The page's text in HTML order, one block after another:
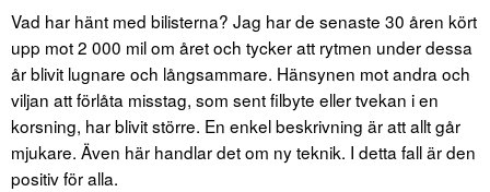
Vad har hänt med bilisterna? Jag har de senaste 30 åren kört
upp mot 2 000 mil om året och tycker att rytmen under dessa
år blivit lugnare och långsammare. Hänsynen mot andra och
viljan att förlåta misstag, som sent filbyte eller tvekan i en
korsning, har blivit större. En enkel beskrivning är att allt går
mjukare. Även här handlar det om ny teknik. I detta fall är den
positiv för alla.